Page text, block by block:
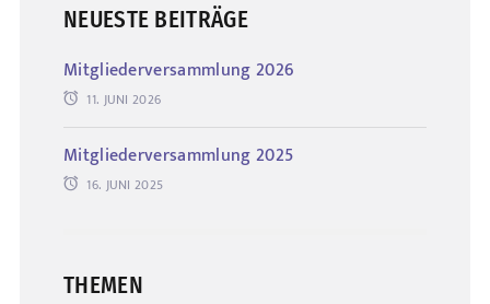
NEUESTE BEITRÄGE
Mitgliederversammlung 2026
11. JUNI 2026
Mitgliederversammlung 2025
16. JUNI 2025
THEMEN